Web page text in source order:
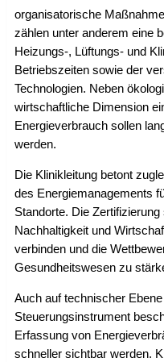
organisatorische
zählen unter anderem eine
Heizungs-, Lüftungs- und
Betriebszeiten sowie der
Technologien. Neben
wirtschaftliche Dimension
Energieverbrauch sollen
werden.
Die Klinikleitung betont
des Energiemanagements
Standorte. Die
Nachhaltigkeit und
verbinden und die
Gesundheitswesen zu
Auch auf technischer
Steuerungsinstrument
Erfassung von
schneller sichtbar werden.